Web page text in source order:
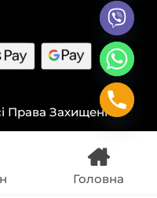
Права Захищені
Головна